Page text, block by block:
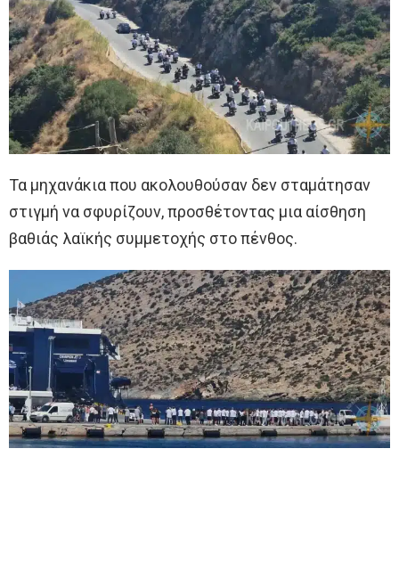
Τα μηχανάκια που ακολουθούσαν δεν σταμάτησαν
στιγμή να σφυρίζουν, προσθέτοντας μια αίσθηση
βαθιάς λαϊκής συμμετοχής στο πένθος.